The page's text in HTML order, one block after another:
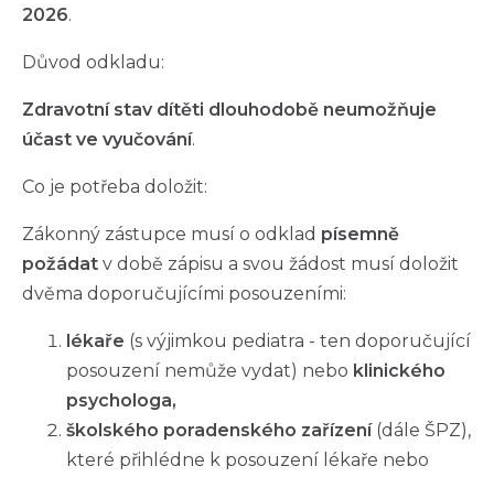
2026.
Důvod odkladu:
Zdravotní stav dítěti dlouhodobě neumožňuje
účast ve vyučování.
Co je potřeba doložit:
Zákonný zástupce musí o odklad písemně
požádat v době zápisu a svou žádost musí doložit
dvěma doporučujícími posouzeními:
lékaře (s výjimkou pediatra - ten doporučující
posouzení nemůže vydat) nebo klinického
psychologa,
školského poradenského zařízení(dále ŠPZ),
které přihlédne k posouzení lékaře nebo